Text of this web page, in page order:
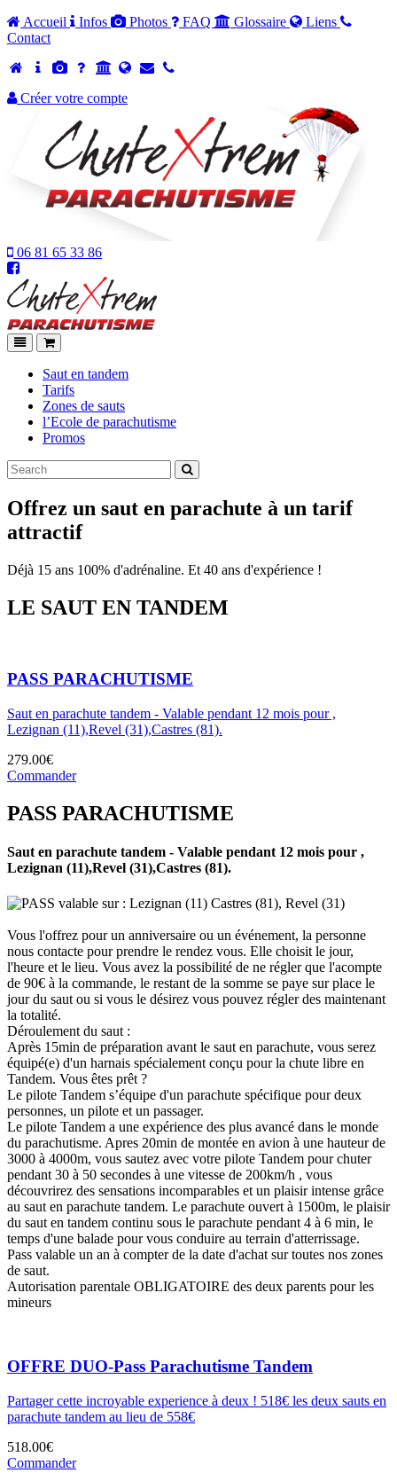
Accueil Infos Photos FAQ Glossaire
Liens
Contact
Créer votre compte
06 81 65 33 86
-
Navigation
Panier
Saut en tandem
Tarifs
Zones de sauts
l’Ecole de parachutisme
Promos
Offrez un saut en parachute à un tarif
attractif
Déjà 15 ans 100% d'adrénaline. Et 40 ans d'expérience !
LE SAUT EN TANDEM
PASS PARACHUTISME
Saut en parachute tandem - Valable pendant 12 mois pour ,
Lezignan (11),Revel (31),Castres (81).
279.00€
Commander
PASS PARACHUTISME
Saut en parachute tandem - Valable pendant 12 mois pour ,
Lezignan (11),Revel (31),Castres (81).
PASS valable sur : Lezignan (11) Castres (81), Revel (31)
Vous l'offrez pour un anniversaire ou un événement, la personne
nous contacte pour prendre le rendez vous. Elle choisit le jour,
l'heure et le lieu. Vous avez la possibilité de ne régler que l'acompte
de 90€ à la commande, le restant de la somme se paye sur place le
jour du saut ou si vous le désirez vous pouvez régler des maintenant
la totalité.
Déroulement du saut :
Après 15min de préparation avant le saut en parachute, vous serez
équipé(e) d'un harnais spécialement conçu pour la chute libre en
Tandem. Vous êtes prêt ?
Le pilote Tandem s’équipe d'un parachute spécifique pour deux
personnes, un pilote et un passager.
Le pilote Tandem a une expérience des plus avancé dans le monde
du parachutisme. Apres 20min de montée en avion à une hauteur de
3000 à 4000m, vous sautez avec votre pilote Tandem pour chuter
pendant 30 à 50 secondes à une vitesse de 200km/h , vous
découvrirez des sensations incomparables et un plaisir intense grâce
au saut en parachute tandem. Le parachute ouvert à 1500m, le plaisir
du saut en tandem continu sous le parachute pendant 4 à 6 min, le
temps d'une balade pour vous conduire au terrain d'atterrissage.
Pass valable un an à compter de la date d'achat sur toutes nos zones
de saut.
Autorisation parentale OBLIGATOIRE des deux parents pour les
mineurs
OFFRE DUO-Pass Parachutisme Tandem
Partager cette incroyable experience à deux ! 518€ les deux sauts en
parachute tandem au lieu de 558€
518.00€
Commander